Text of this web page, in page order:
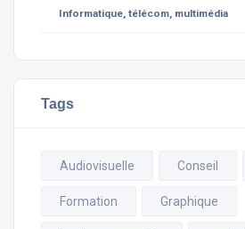
Informatique, télécom, multimédia
Tags
Audiovisuelle Conseil
Formation Graphique